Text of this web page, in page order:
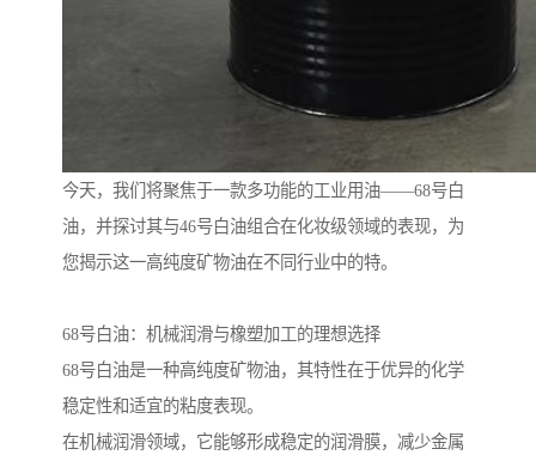
今天，我们将聚焦于一款多功能的工业用油——68号白
油，并探讨其与46号白油组合在化妆级领域的表现，为
您揭示这一高纯度矿物油在不同行业中的特。
68号白油：机械润滑与橡塑加工的理想选择
68号白油是一种高纯度矿物油，其特性在于优异的化学
稳定性和适宜的粘度表现。
在机械润滑领域，它能够形成稳定的润滑膜，减少金属